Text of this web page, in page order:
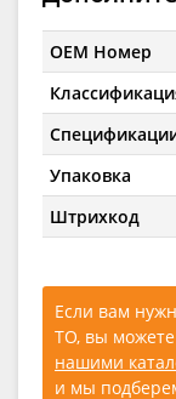
OEM Номер
Упаковка
Штрихкод
Если вам
ТО, вы можете
нашими
и мы